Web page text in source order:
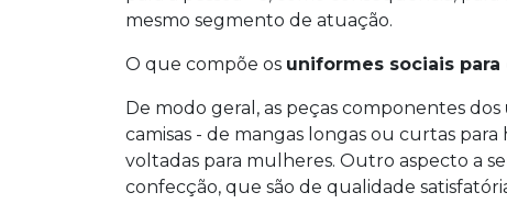
mesmo segmento de atuação.
O que compõe os uniformes sociais para
De modo geral, as peças componentes dos
camisas - de mangas longas ou curtas para
voltadas para mulheres. Outro aspecto a
confecção, que são de qualidade